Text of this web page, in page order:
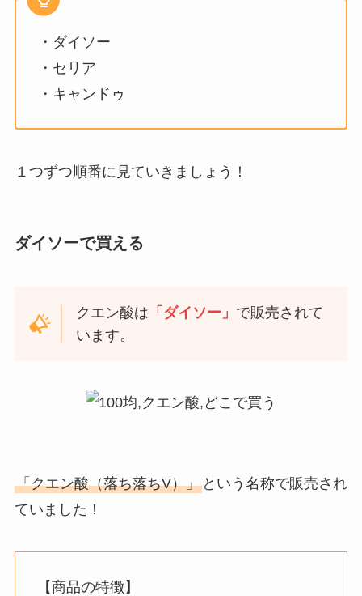
・ダイソー
・セリア
・キャンドゥ
１つずつ順番に見ていきましょう！
ダイソーで買える
クエン酸は 「ダイソー」 で販売されて
います。
「クエン酸（落ち落ちV）」という名称で販売され
ていました！
【商品の特徴】